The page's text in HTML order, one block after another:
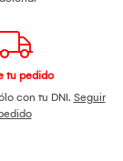
tu pedido
con tu DNI. Seguir